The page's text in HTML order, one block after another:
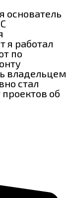
основатель
я работал
по
владельцем
стал
об